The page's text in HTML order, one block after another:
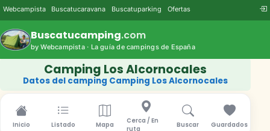
Webcampista Buscatucaravana Buscatuparking Ofertas
Buscatucamping.com
by Webcampista · La guía de campings de España
Camping Los Alcornocales
Datos del camping Camping Los Alcornocales
Inicio Listado Mapa
Cerca / En
ruta
Buscar Guardados